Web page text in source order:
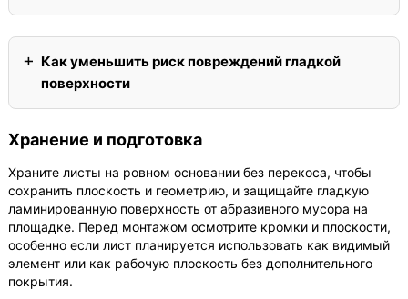
Как уменьшить риск повреждений гладкой
поверхности
Хранение и подготовка
Храните листы на ровном основании без перекоса, чтобы
сохранить плоскость и геометрию, и защищайте гладкую
ламинированную поверхность от абразивного мусора на
площадке. Перед монтажом осмотрите кромки и плоскости,
особенно если лист планируется использовать как видимый
элемент или как рабочую плоскость без дополнительного
покрытия.